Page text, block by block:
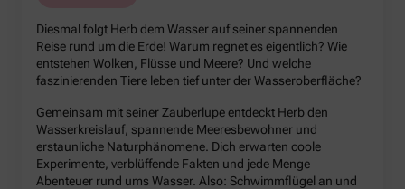
Diesmal folgt Herb dem Wasser auf seiner spannenden
Reise rund um die Erde! Warum regnet es eigentlich? Wie
entstehen Wolken, Flüsse und Meere? Und welche
faszinierenden Tiere leben tief unter der Wasseroberfläche?
Gemeinsam mit seiner Zauberlupe entdeckt Herb den
Wasserkreislauf, spannende Meeresbewohner und
erstaunliche Naturphänomene. Dich erwarten coole
Experimente, verblüffende Fakten und jede Menge
Abenteuer rund ums Wasser. Also: Schwimmflügel an und